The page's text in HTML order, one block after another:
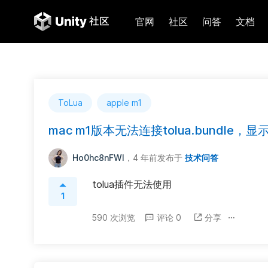
官网 社区 问答 文档
ToLua apple m1
mac m1版本无法连接tolua.bundle，显
Ho0hc8nFWl ，4 年前发布于 技术问答
1
tolua插件无法使用
590 次浏览 评论 0 分享